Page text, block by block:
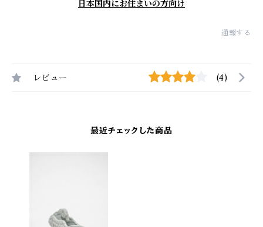
日本国内にお住まいの方向け
通報する
レビュー (4)
最近チェックした商品